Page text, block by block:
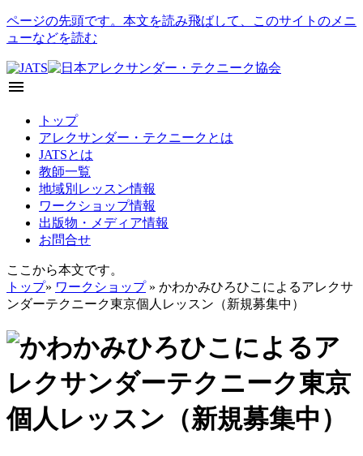
ページの先頭です。本文を読み飛ばして、このサイトのメニ
ューなどを読む
menu
トップ
アレクサンダー・テクニークとは
JATSとは
教師一覧
地域別レッスン情報
ワークショップ情報
出版物・メディア情報
お問合せ
ここから本文です。
トップ» ワークショップ» かわかみひろひこによるアレクサ
ンダーテクニーク東京個人レッスン（新規募集中）